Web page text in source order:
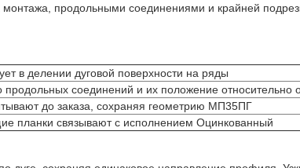
монтажа, продольными соединениями и крайней
в делении дуговой поверхности на ряды
продольных соединений и их положение относительно
до заказа, сохраняя геометрию МП35ПГ
планки связывают с исполнением Оцинкованный